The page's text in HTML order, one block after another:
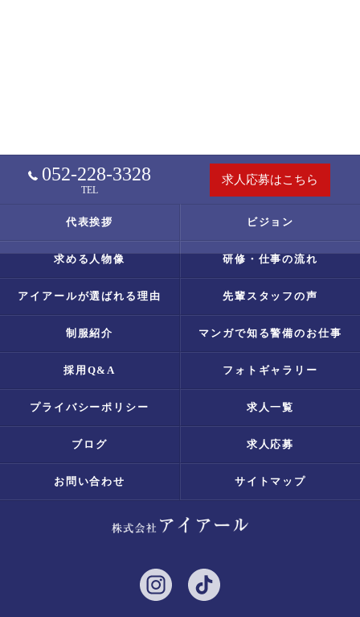
052-228-3328
TEL
求人応募はこちら
代表挨拶 ビジョン
求める人物像 研修・仕事の流れ
アイアールが選ばれる理由 先輩スタッフの声
制服紹介 マンガで知る警備のお仕事
採用Q&A フォトギャラリー
プライバシーポリシー 求人一覧
ブログ 求人応募
お問い合わせ サイトマップ